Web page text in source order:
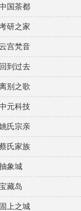
中国茶都
研之家
宫梵音
回到过去
别之歌
中元科技
氏宗亲
氏家族
象城
藏岛
固上之城